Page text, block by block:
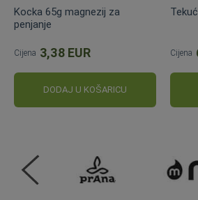
Kocka 65g magnezij za
penjanje
Cijena 3,38 EUR
DODAJ U KOŠARICU
Cijena